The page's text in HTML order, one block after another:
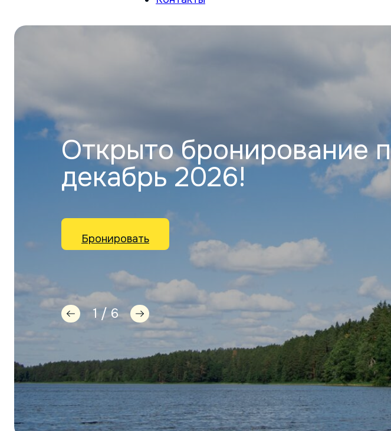
Открыто бронирование
декабрь 2026!
Бронировать
1 / 6